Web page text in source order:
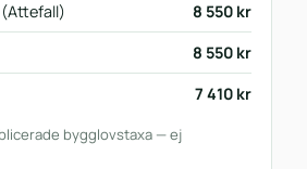
8 550 kr
8 550 kr
7 410 kr
bygglovstaxa — ej